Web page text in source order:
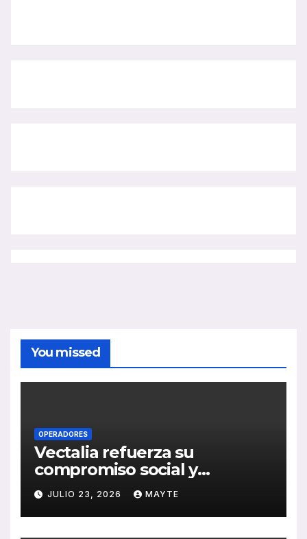
You missed
OPERADORES
Vectalia refuerza su
compromiso social y
medioambiental con la
publicación de su Memoria
de RSC 2025
JULIO 23, 2026 MAYTE